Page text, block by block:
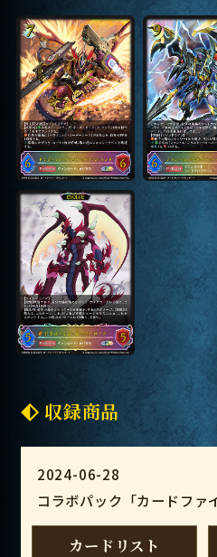
収録商品
2024-06-28
コラボパック「カードファ
カードリスト